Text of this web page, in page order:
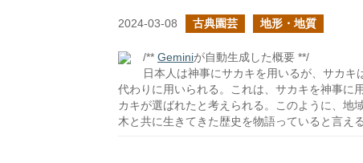
2024-03-08 古典園芸 地形・地質
/** Geminiが自動生成した概要 **/
日本人は神事にサカキを用いるが、サカ
代わりに用いられる。これは、サカキを神事に
カキが選ばれたと考えられる。このように、地
木と共に生きてきた歴史を物語っていると言える